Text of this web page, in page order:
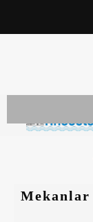
Mekanlar